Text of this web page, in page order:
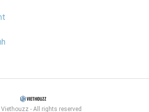
- All rights reserved